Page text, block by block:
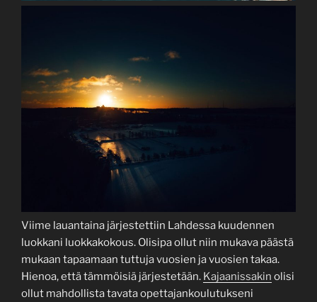
Viime lauantaina järjestettiin Lahdessa kuudennen
luokkani luokkakokous. Olisipa ollut niin mukava päästä
mukaan tapaamaan tuttuja vuosien ja vuosien takaa.
Hienoa, että tämmöisiä järjestetään. Kajaanissakin olisi
ollut mahdollista tavata opettajankoulutukseni